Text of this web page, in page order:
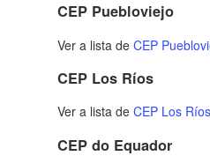
CEP Puebloviejo
Ver a lista de CEP
CEP Los Ríos
Ver a lista de CEP Los Ríos
CEP do Equador